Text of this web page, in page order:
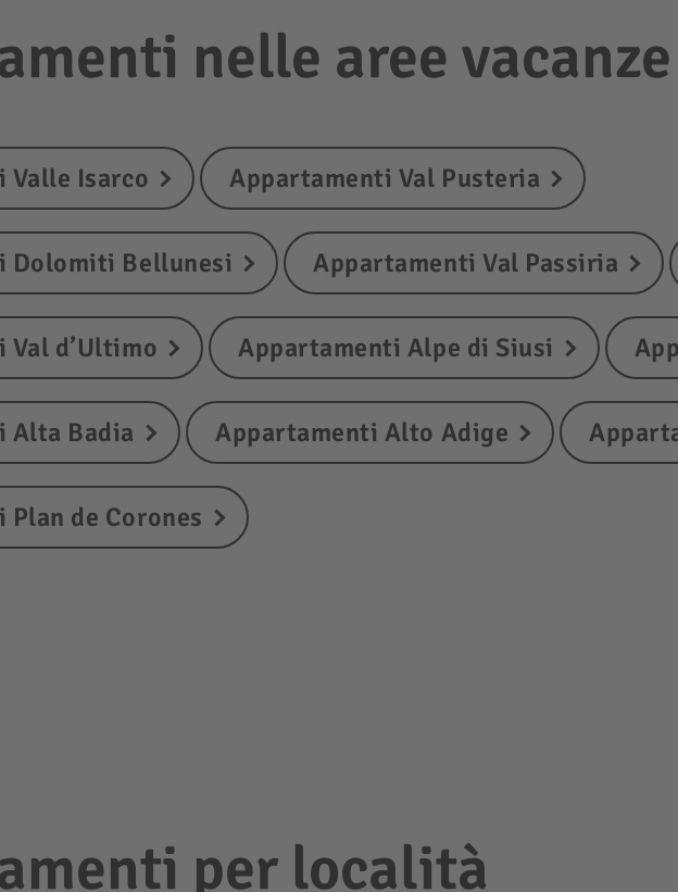
nelle aree vacanze
Valle Isarco Appartamenti Val Pusteria
Dolomiti Bellunesi Appartamenti Val Passiria
d’Ultimo Appartamenti Alpe di Siusi
Alta Badia Appartamenti Alto Adige
de Corones
per località